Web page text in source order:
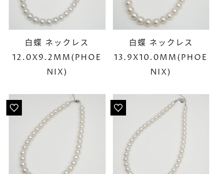
白蝶 ネックレス
12.0X9.2MM(PHOE
NIX)
白蝶 ネックレス
13.9X10.0MM(PHOE
NIX)